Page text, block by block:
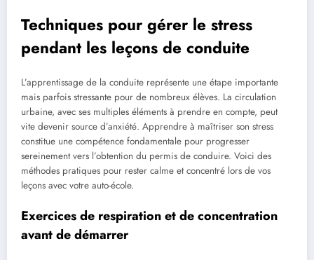
Techniques pour gérer le stress
pendant les leçons de conduite
L’apprentissage de la conduite représente une étape importante
mais parfois stressante pour de nombreux élèves. La circulation
urbaine, avec ses multiples éléments à prendre en compte, peut
vite devenir source d’anxiété. Apprendre à maîtriser son stress
constitue une compétence fondamentale pour progresser
sereinement vers l’obtention du permis de conduire. Voici des
méthodes pratiques pour rester calme et concentré lors de vos
leçons avec votre auto-école.
Exercices de respiration et de concentration
avant de démarrer